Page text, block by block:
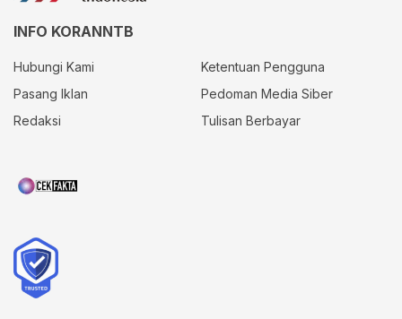
INFO KORANNTB
Hubungi Kami
Ketentuan Pengguna
Pasang Iklan
Pedoman Media Siber
Redaksi
Tulisan Berbayar